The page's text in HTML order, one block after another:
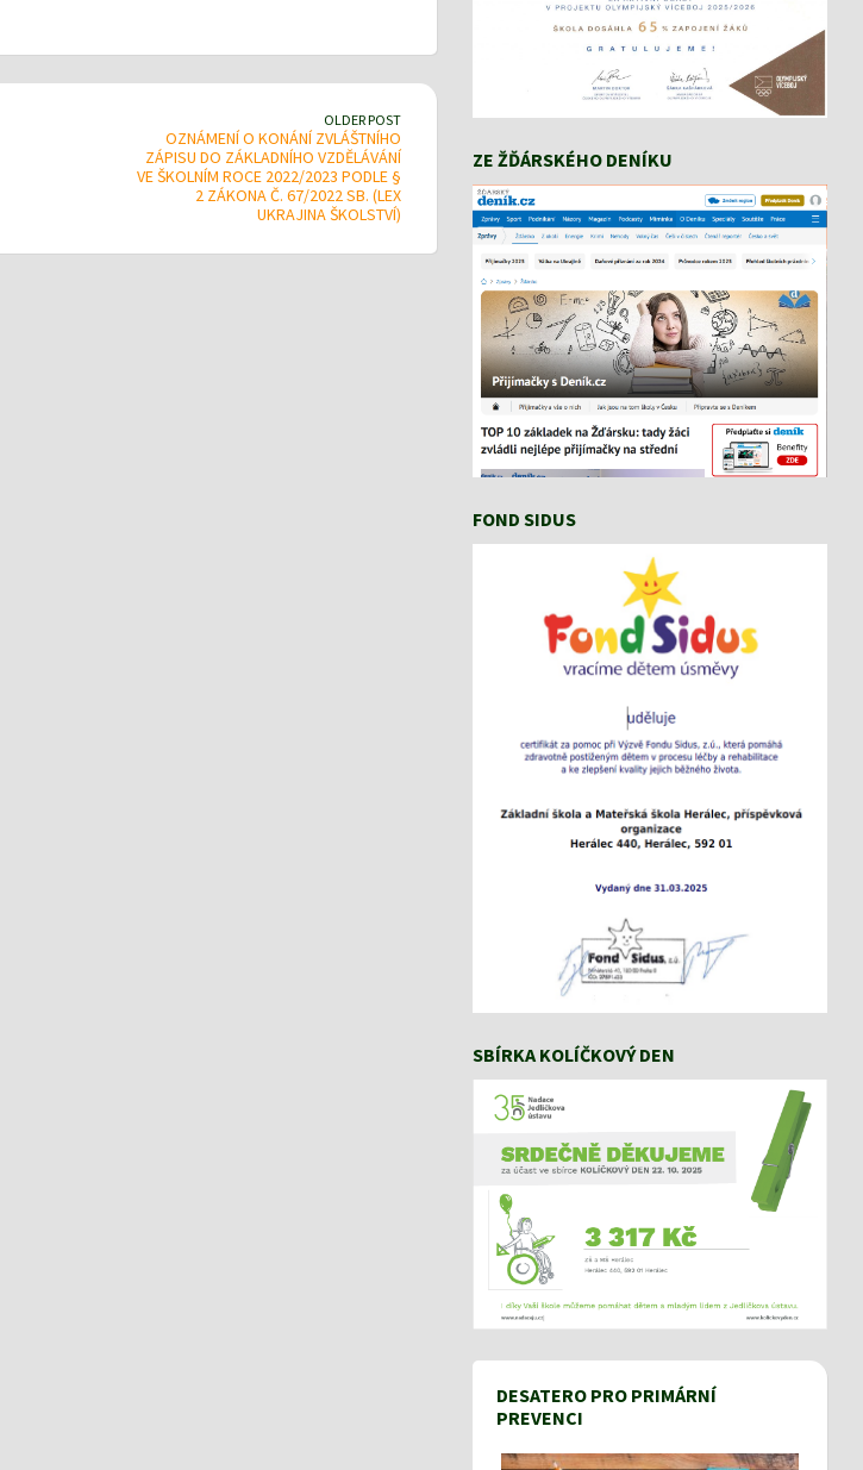
OLDER POST
OZNÁMENÍ O KONÁNÍ ZVLÁŠTNÍHO
ZÁPISU DO ZÁKLADNÍHO VZDĚLÁVÁNÍ
VE ŠKOLNÍM ROCE 2022/2023 PODLE §
2 ZÁKONA Č. 67/2022 SB. (LEX
UKRAJINA ŠKOLSTVÍ)
ZE ŽĎÁRSKÉHO DENÍKU
FOND SIDUS
SBÍRKA KOLÍČKOVÝ DEN
DESATERO PRO PRIMÁRNÍ
PREVENCI